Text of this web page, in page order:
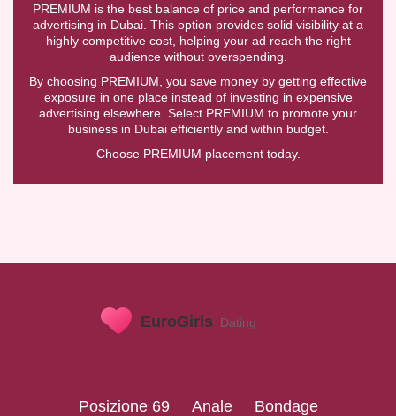
PREMIUM is the best balance of price and performance for
advertising in Dubai. This option provides solid visibility at a
highly competitive cost, helping your ad reach the right
audience without overspending.
By choosing PREMIUM, you save money by getting effective
exposure in one place instead of investing in expensive
advertising elsewhere. Select PREMIUM to promote your
business in Dubai efficiently and within budget.
Choose PREMIUM placement today.
Posizione 69 Anale
Bondage